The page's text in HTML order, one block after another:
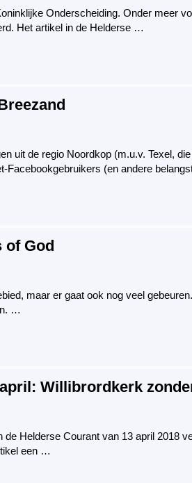
Onderscheiding. Onder meer
Het artikel in de Helderse …
uit de regio Noordkop (m.u.v. Texel,
Facebookgebruikers (en andere
of God
maar er gaat ook nog veel
…
Willibrordkerk
de Helderse Courant van 13 april
een …